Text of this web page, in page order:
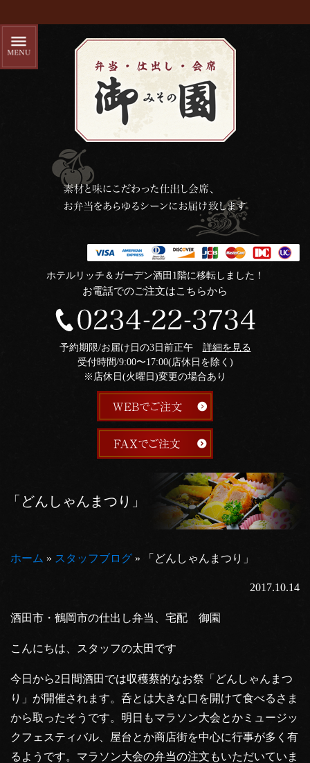
ホテルリッチ＆ガーデン酒田1階に移転しました！
お電話でのご注文はこちらから
予約期限/お届け日の3日前正午 詳細を見る
受付時間/9:00〜17:00(店休日を除く)
※店休日(火曜日)変更の場合あり
「どんしゃんまつり」
ホーム » スタッフブログ » 「どんしゃんまつり」
2017.10.14
酒田市・鶴岡市の仕出し弁当、宅配 御園
こんにちは、スタッフの太田です
今日から2日間酒田では収穫蔡的なお祭「どんしゃんまつ
り」が開催されます。呑とは大きな口を開けて食べるさま
から取ったそうです。明日もマラソン大会とかミュージッ
クフェスティバル、屋台とか商店街を中心に行事が多く有
るようです。マラソン大会の弁当の注文もいただいていま